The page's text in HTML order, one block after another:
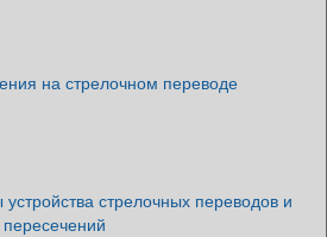
на стрелочном переводе
стрелочных переводов и
пересечений